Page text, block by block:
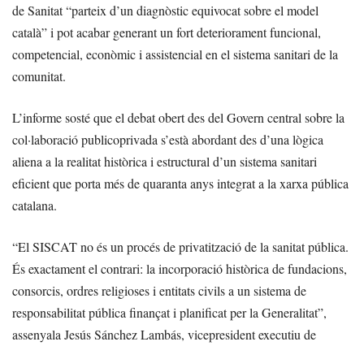
de Sanitat “parteix d’un diagnòstic equivocat sobre el model
català” i pot acabar generant un fort deteriorament funcional,
competencial, econòmic i assistencial en el sistema sanitari de la
comunitat.
L’informe sosté que el debat obert des del Govern central sobre la
col·laboració publicoprivada s’està abordant des d’una lògica
aliena a la realitat històrica i estructural d’un sistema sanitari
eficient que porta més de quaranta anys integrat a la xarxa pública
catalana.
“El SISCAT no és un procés de privatització de la sanitat pública.
És exactament el contrari: la incorporació històrica de fundacions,
consorcis, ordres religioses i entitats civils a un sistema de
responsabilitat pública finançat i planificat per la Generalitat”,
assenyala Jesús Sánchez Lambás, vicepresident executiu de